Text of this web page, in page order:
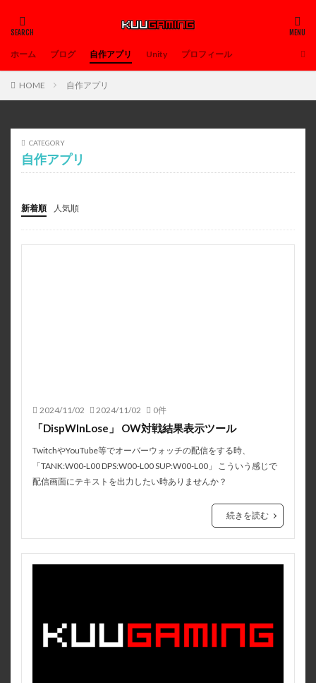
ホーム ブログ 自作アプリ Unity プロフィール
HOME 自作アプリ
CATEGORY
自作アプリ
新着順 人気順
2024/11/02 2024/11/02 0件
「DispWInLose」 OW対戦結果表示ツール
TwitchやYouTube等でオーバーウォッチの配信をする時、
「TANK:W00-L00 DPS:W00-L00 SUP:W00-L00」 こういう感じで
配信画面にテキストを出力したい時ありませんか？
続きを読む